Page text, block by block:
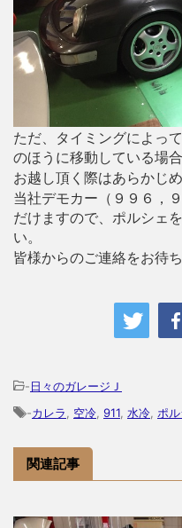
ただ、タイミングによっ
のほうに移動している場
お越し頂く際はあらかじ
当社デモカー（９９６，
だけますので、ポルシェ
い。
皆様からのご連絡をお待
-日々のガレージＪ
-カレラ 空冷 911 水冷 ポ
関連記事